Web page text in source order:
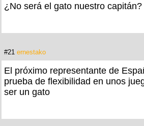
¿No será el gato nuestro capitán?
#21 ernestako
El próximo representante de
prueba de flexibilidad en unos
ser un gato